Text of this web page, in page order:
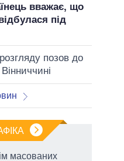
вважає, що
під
позов до
масованих